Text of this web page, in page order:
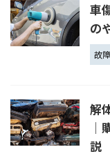
車
の
故
解
│
説